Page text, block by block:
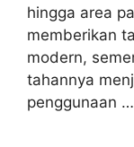
hingga area
memberikan
modern,
tahannya
penggunaan …